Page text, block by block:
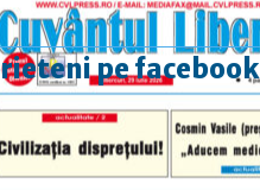
pe facebook